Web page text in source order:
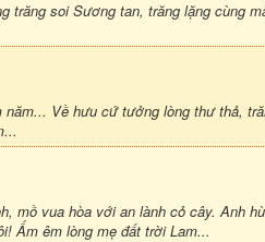
trăng soi Sương tan, trăng lặng cùng
Về hưu cứ tưởng lòng thư thả,
mồ vua hòa với an lành cỏ cây. Anh
Ấm êm lòng mẹ đất trời Lam...